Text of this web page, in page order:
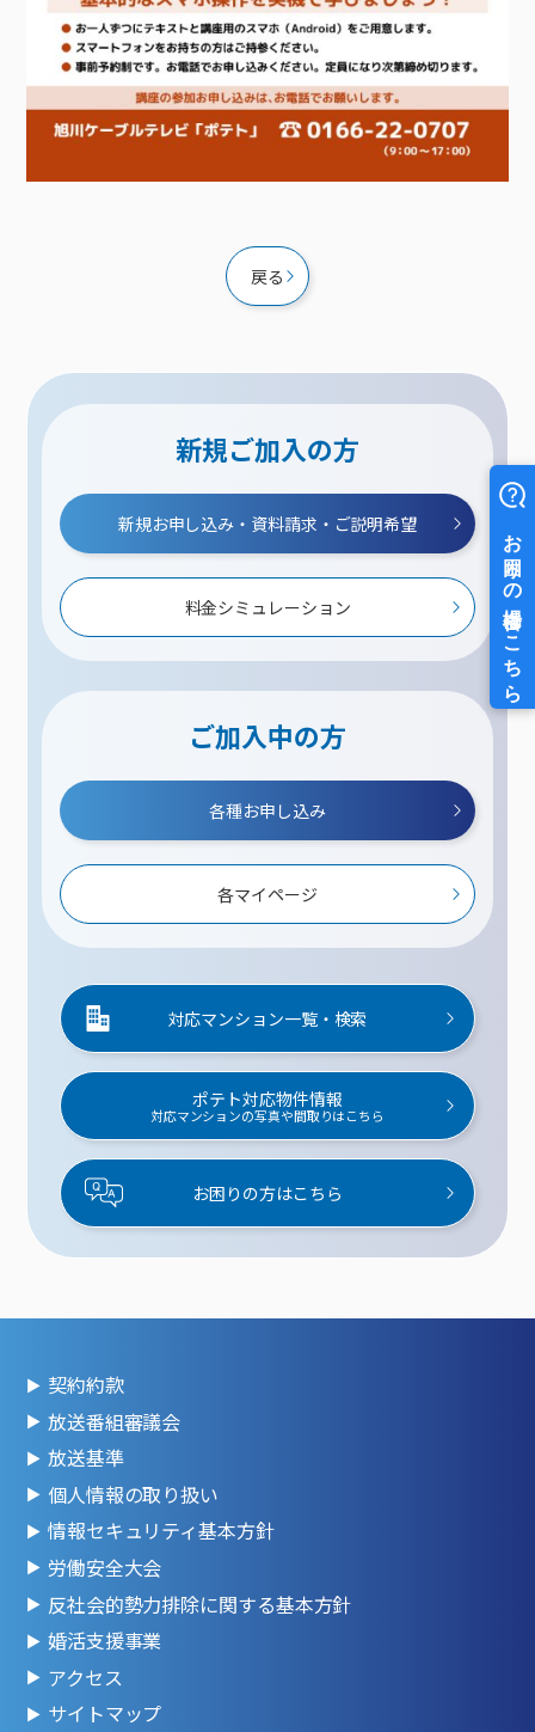
戻る
新規ご加入の方
新規お申し込み・資料請求・ご説明希望
料金シミュレーション
ご加入中の方
各種お申し込み
各マイページ
対応マンション一覧・検索
ポテト対応物件情報
対応マンションの写真や間取りはこちら
お困りの方はこちら
契約約款
放送番組審議会
放送基準
個人情報の取り扱い
情報セキュリティ基本方針
労働安全大会
反社会的勢力排除に関する基本方針
婚活支援事業
アクセス
サイトマップ